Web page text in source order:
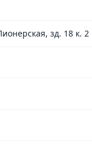
зд. 18 к. 2